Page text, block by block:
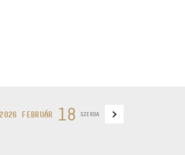
2026 FEBRUÁR 18 SZERDA